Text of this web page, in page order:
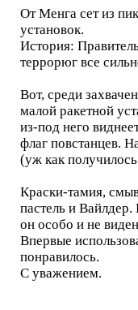
От Менга сет из
установок.
История:
террорюг все
Вот, среди
малой ракетной
из-под него
флаг повстанцев.
(уж как
Краски-тамия,
пастель и
он особо и не
Впервые
понравилось.
С уважением.